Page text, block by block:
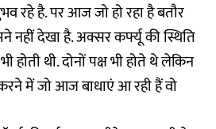
रहे है. पर आज जो हो रहा है बतौर
देखा है. अक्सर कर्फ्यू की स्थिति
होती थी. दोनों पक्ष भी होते थे लेकिन
में जो आज बाधाएं आ रही हैं वो